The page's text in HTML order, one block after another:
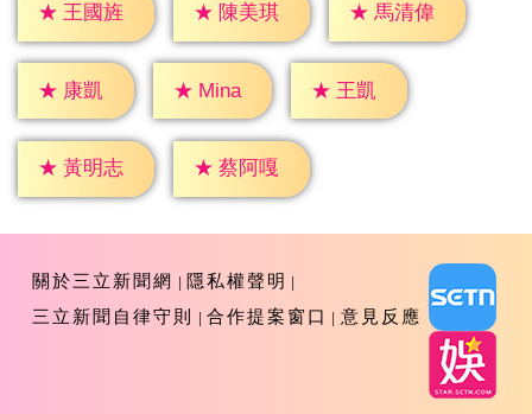
★ 王國旌 ★ 陳美琪 ★ 馬清偉
★ 康凱 ★ Mina ★ 王凱
★ 黃明志 ★ 蔡阿嘎
關於三立新聞網
隱私權聲明
三立新聞自律守則
合作提案窗口 意見反應